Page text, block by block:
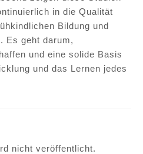
in die Qualität
Bildung und
Es geht darum,
und eine solide Basis
und das Lernen jedes
nicht veröffentlicht.